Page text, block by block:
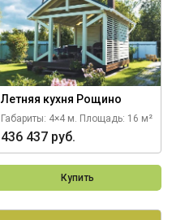
Летняя кухня Рощино
Габариты: 4×4 м. Площадь: 16 м²
436 437 руб.
Купить